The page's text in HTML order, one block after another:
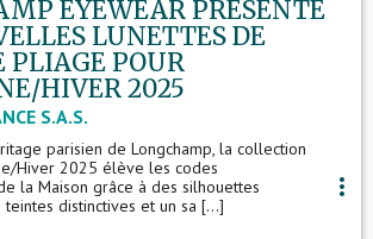
EYEWEAR PRÉSENTE
LUNETTES DE
PLIAGE POUR
HIVER 2025
S.A.S.
parisien de Longchamp, la collection
Hiver 2025 élève les codes
la Maison grâce à des silhouettes
teintes distinctives et un sa [...]
more_vert